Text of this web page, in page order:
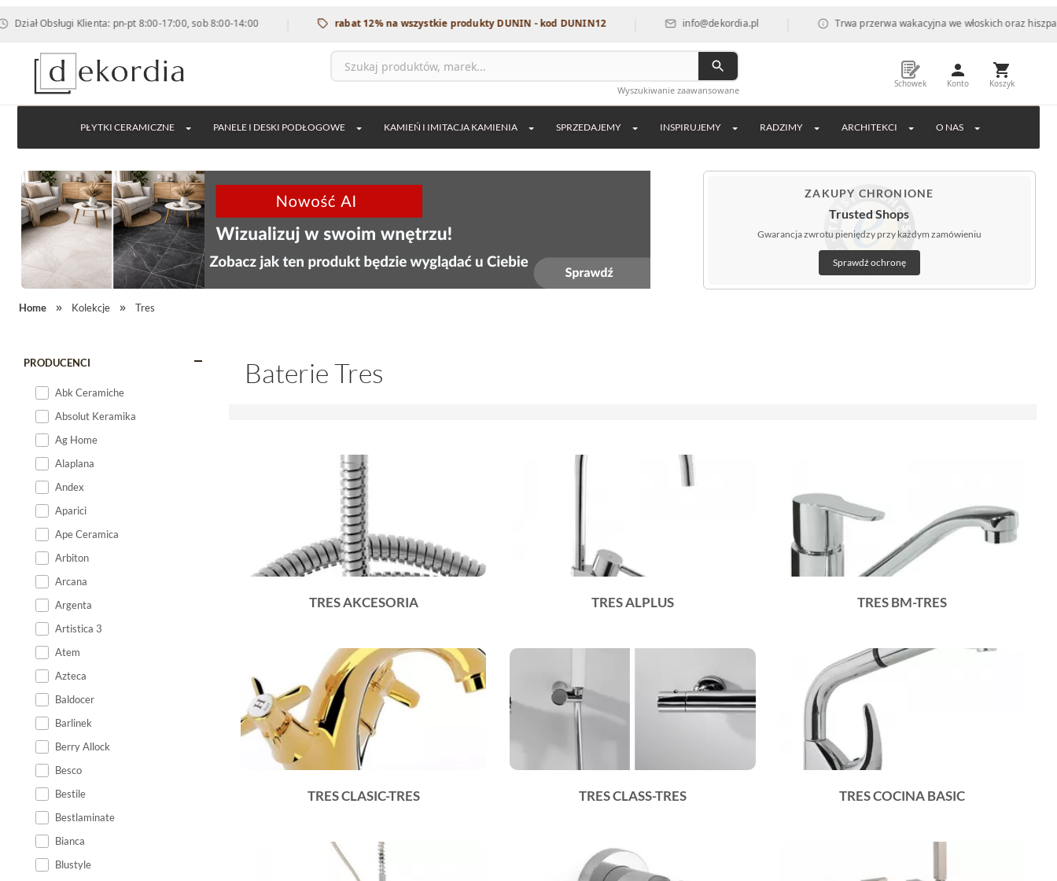
Obsługi Klienta: pn-pt 8:00-17:00, sob 8:00-14:00 | rabat 12% na wszystkie produkty DUNIN - kod DUNIN12 | info@dekordia.pl | Trwa przerwa wakacyjna we włoskich oraz
Wyszukiwanie zaawansowane
Schowek Konto Koszyk
PŁYTKI CERAMICZNE PANELE I DESKI PODŁOGOWE KAMIEŃ I IMITACJA KAMIENIA SPRZEDAJEMY INSPIRUJEMY RADZIMY ARCHITEKCI O NAS
ZAKUPY CHRONIONE
Trusted Shops
Gwarancja zwrotu pieniędzy przy każdym zamówieniu
Sprawdź ochronę
Home Kolekcje Tres
PRODUCENCI
Abk Ceramiche
Absolut Keramika
Ag Home
Alaplana
Andex
Aparici
Ape Ceramica
Arbiton
Arcana
Argenta
Artistica 3
Atem
Azteca
Baldocer
Barlinek
Berry Allock
Besco
Bestile
Bestlaminate
Bianca
Blustyle
Baterie Tres
TRES AKCESORIA TRES ALPLUS TRES BM-TRES
TRES CLASIC-TRES TRES CLASS-TRES TRES COCINA BASIC